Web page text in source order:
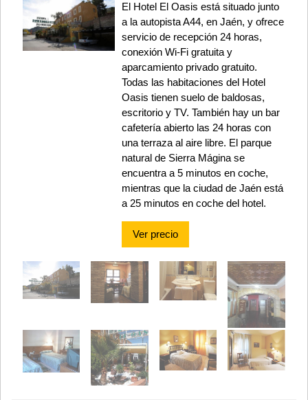
El Hotel El Oasis está situado junto
a la autopista A44, en Jaén, y ofrece
servicio de recepción 24 horas,
conexión Wi-Fi gratuita y
aparcamiento privado gratuito.
Todas las habitaciones del Hotel
Oasis tienen suelo de baldosas,
escritorio y TV. También hay un bar
cafetería abierto las 24 horas con
una terraza al aire libre. El parque
natural de Sierra Mágina se
encuentra a 5 minutos en coche,
mientras que la ciudad de Jaén está
a 25 minutos en coche del hotel.
Ver precio